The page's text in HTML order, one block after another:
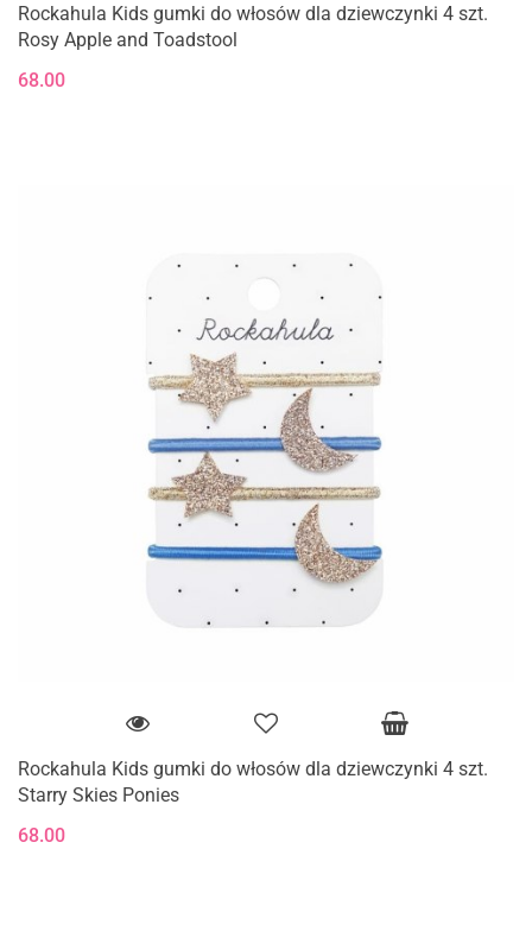
Rockahula Kids gumki do włosów dla dziewczynki 4 szt.
Rosy Apple and Toadstool
68.00
Rockahula Kids gumki do włosów dla dziewczynki 4 szt.
Starry Skies Ponies
68.00